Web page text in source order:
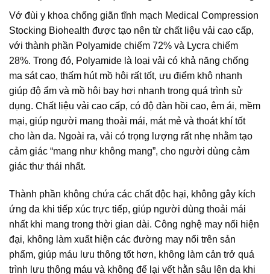
Vớ đùi y khoa chống giãn tĩnh mạch Medical Compression
Stocking Biohealth được tạo nên từ chất liệu vải cao cấp,
với thành phần Polyamide chiếm 72% và Lycra chiếm
28%. Trong đó, Polyamide là loại vải có khả năng chống
ma sát cao, thấm hút mồ hôi rất tốt, ưu điểm khô nhanh
giúp độ ẩm và mồ hôi bay hơi nhanh trong quá trình sử
dụng. Chất liệu vải cao cấp, có độ đàn hồi cao, êm ái, mềm
mại, giúp người mang thoải mái, mát mẻ và thoát khí tốt
cho làn da. Ngoài ra, vải có trọng lượng rất nhẹ nhằm tạo
cảm giác “mang như không mang”, cho người dùng cảm
giác thư thái nhất.
Thành phần không chứa các chất độc hại, không gây kích
ứng da khi tiếp xúc trực tiếp, giúp người dùng thoải mái
nhất khi mang trong thời gian dài. Công nghệ may nối hiện
đại, không làm xuất hiện các đường may nổi trên sản
phẩm, giúp máu lưu thông tốt hơn, không làm cản trở quá
trình lưu thông máu và không để lại vết hằn sâu lên da khi